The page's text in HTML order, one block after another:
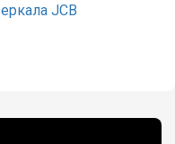
JCB